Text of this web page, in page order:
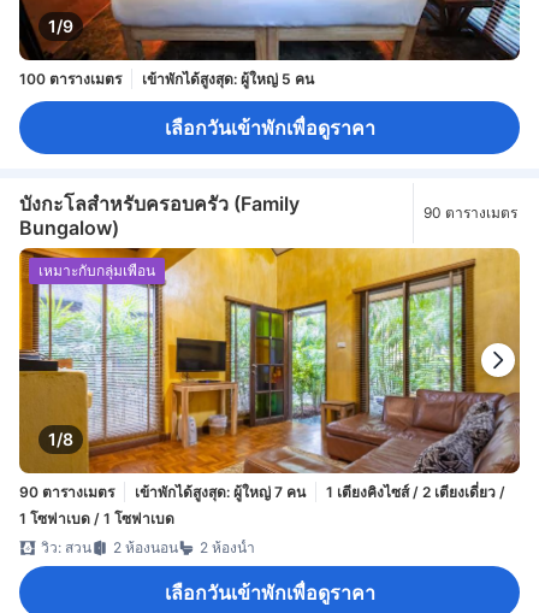
1/9
100 ตารางเมตร เข้าพักได้สูงสุด: ผู้ใหญ่ 5 คน
เลือกวันเข้าพักเพื่อดูราคา
บังกะโลสำหรับครอบครัว (Family
Bungalow)
90 ตารางเมตร
1/8
เหมาะกับกลุ่มเพื่อน
90 ตารางเมตร เข้าพักได้สูงสุด: ผู้ใหญ่ 7 คน
1 เตียงคิงไซส์ / 2 เตียงเดี่ยว /
1 โซฟาเบด / 1 โซฟาเบด
วิว: สวน
2 ห้องนอน 2 ห้องน้ำ
เลือกวันเข้าพักเพื่อดูราคา